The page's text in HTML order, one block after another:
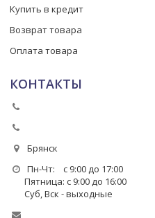
Купить в кредит
Возврат товара
Оплата товара
КОНТАКТЫ
Брянск
Пн-Чт: с 9:00 до 17:00
Пятница: с 9:00 до 16:00
Суб, Вск - выходные